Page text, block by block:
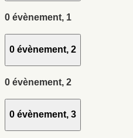
0 évènement, 1
0 évènement, 2
0 évènement, 2
0 évènement, 3